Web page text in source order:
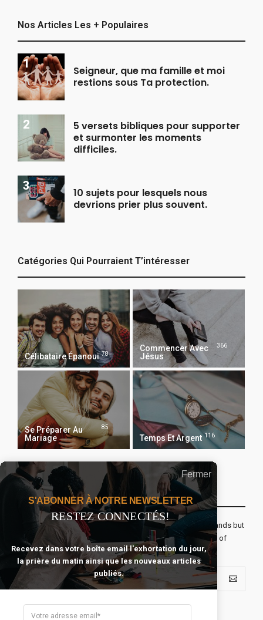
Nos Articles Les + Populaires
Seigneur, que ma famille et moi
restions sous Ta protection.
5 versets bibliques pour supporter
et surmonter les moments
difficiles.
10 sujets pour lesquels nous
devrions prier plus souvent.
Catégories Qui Pourraient T’intéresser
Célibataire Épanoui 78
Commencer Avec
Jésus
366
Se Préparer Au
Mariage
85
Temps Et Argent 116
Recevoir Notre Newsletter Chaque Matin
The real voyage of discovery consists not in seeking new lands but
seeing with new eyes. All journeys have secret destinations of
which the traveler is unaware.
Fermer
S'ABONNER À NOTRE NEWSLETTER
RESTEZ CONNECTÉS!
Recevez dans votre boîte email l'exhortation du jour,
la prière du matin ainsi que les nouveaux articles
publiés.